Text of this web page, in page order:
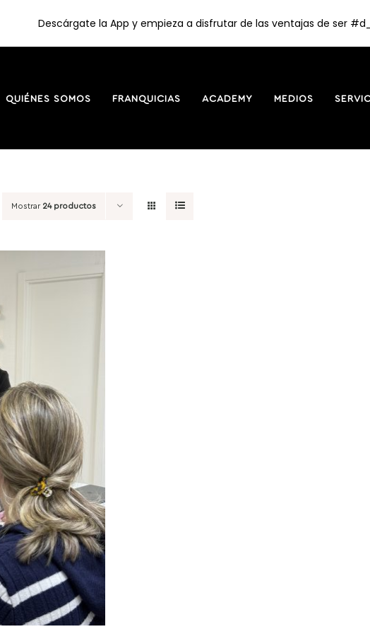
QUIÉNES SOMOS FRANQUICIAS ACADEMY MEDIOS
Mostrar 24 productos
Descárgate la App y empieza a disfrutar de las ventajas de ser